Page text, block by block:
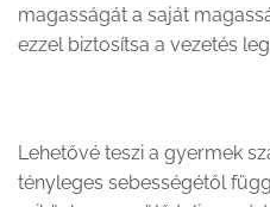
magasságát a saját
ezzel biztosítsa a vezetés
Lehetővé teszi a gyermek
tényleges sebességétől